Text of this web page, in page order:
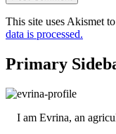
This site uses Akismet
data is processed.
Primary
I am Evrina, an